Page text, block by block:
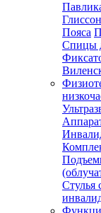
Пояса
Спицы
Стулья